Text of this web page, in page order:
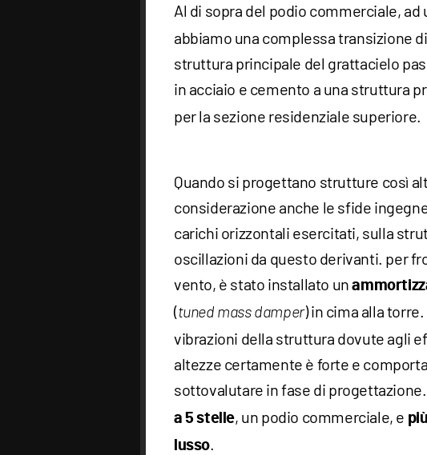
Al di sopra del podio commerciale, ad
abbiamo una complessa transizione
struttura principale del grattacielo
in acciaio e cemento a una struttura
per la sezione residenziale superiore.
Quando si progettano strutture così
considerazione anche le sfide
carichi orizzontali esercitati, sulla
oscillazioni da questo derivanti. per
vento, è stato installato un
(tuned mass damper) in cima alla
vibrazioni della struttura dovute agli
altezze certamente è forte e
sottovalutare in fase di
a 5 stelle, un podio commerciale, e
lusso.